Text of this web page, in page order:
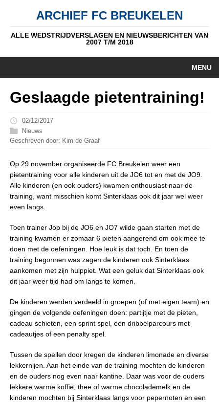
ARCHIEF FC BREUKELEN
ALLE WEDSTRIJDVERSLAGEN EN NIEUWSBERICHTEN VAN
2007 T/M 2018
MENU
PUPIL V/D WEEK
ALGEMEEN
DATUM
Geslaagde pietentraining!
02/12/2017
Nieuws
Geschreven door: Kim de Graaf
Op 29 november organiseerde FC Breukelen weer een
pietentraining voor alle kinderen uit de JO6 tot en met de JO9.
Alle kinderen (en ook ouders) kwamen enthousiast naar de
training, want misschien komt Sinterklaas ook dit jaar wel weer
even langs.
Toen trainer Jop bij de JO6 en JO7 wilde gaan starten met de
training kwamen er zomaar 6 pieten aangerend om ook mee te
doen met de oefeningen. Hoe leuk is dat toch. En toen de
training begonnen was zagen de kinderen ook Sinterklaas
aankomen met zijn hulppiet. Wat een geluk dat Sinterklaas ook
dit jaar weer tijd had om langs te komen.
De kinderen werden verdeeld in groepen (of met eigen team) en
gingen de volgende oefeningen doen: partijtje met de pieten,
cadeau schieten, een sprint spel, een dribbelparcours met
cadeautjes of een penalty spel.
Tussen de spellen door kregen de kinderen limonade en diverse
lekkernijen. Aan het einde van de training mochten de kinderen
en de ouders nog even naar kantine. Daar was voor de ouders
lekkere warme koffie, thee of warme chocolademelk en de
kinderen mochten bij Sinterklaas langs voor pepernoten en een